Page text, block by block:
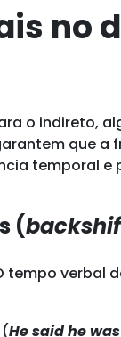
no
o indireto,
que a
temporal e
(
tempo verbal
(He said he